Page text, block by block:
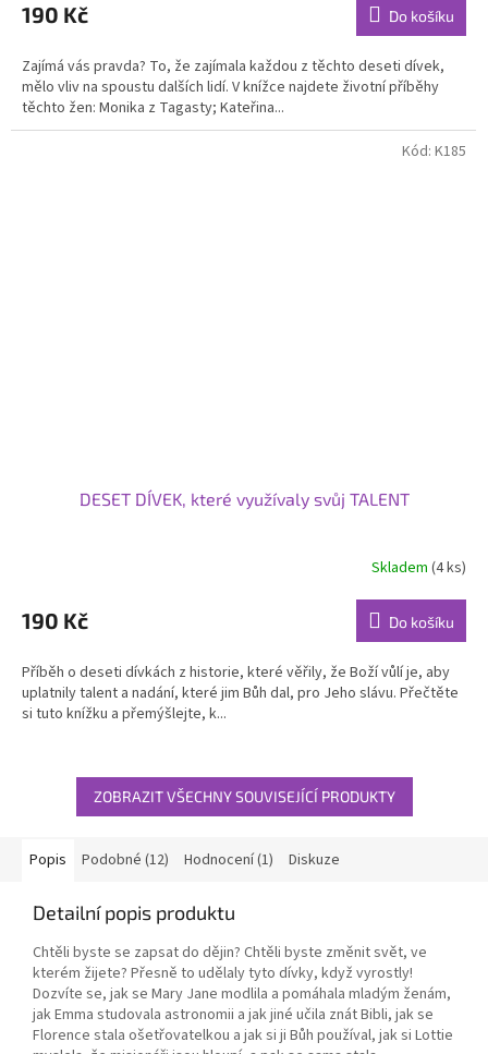
190 Kč Do košíku
Zajímá vás pravda? To, že zajímala každou z těchto deseti dívek,
mělo vliv na spoustu dalších lidí. V knížce najdete životní příběhy
těchto žen: Monika z Tagasty; Kateřina...
DESET DÍVEK, které využívaly svůj TALENT
Skladem (4 ks)
190 Kč Do košíku
Příběh o deseti dívkách z historie, které věřily, že Boží vůlí je, aby
uplatnily talent a nadání, které jim Bůh dal, pro Jeho slávu. Přečtěte
si tuto knížku a přemýšlejte, k...
Kód: K185
ZOBRAZIT VŠECHNY SOUVISEJÍCÍ PRODUKTY
Popis Podobné (12) Hodnocení (1) Diskuze
Detailní popis produktu
Chtěli byste se zapsat do dějin? Chtěli byste změnit svět, ve
kterém žijete? Přesně to udělaly tyto dívky, když vyrostly!
Dozvíte se, jak se Mary Jane modlila a pomáhala mladým ženám,
jak Emma studovala astronomii a jak jiné učila znát Bibli, jak se
Florence stala ošetřovatelkou a jak si ji Bůh používal, jak si Lottie